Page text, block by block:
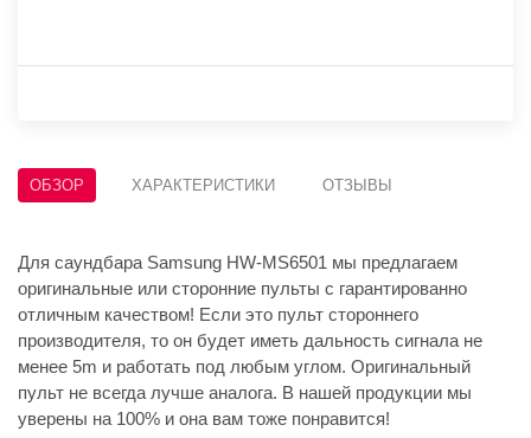
ОБЗОР ХАРАКТЕРИСТИКИ ОТЗЫВЫ
Для саундбара Samsung HW-MS6501 мы предлагаем
оригинальные или сторонние пульты с гарантированно
отличным качеством! Если это пульт стороннего
производителя, то он будет иметь дальность сигнала не
менее 5m и работать под любым углом. Оригинальный
пульт не всегда лучше аналога. В нашей продукции мы
уверены на 100% и она вам тоже понравится!